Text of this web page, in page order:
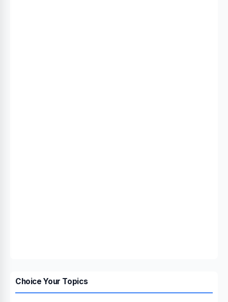
Choice Your Topics